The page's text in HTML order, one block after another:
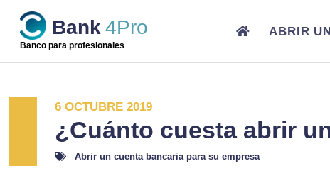
Skip
content
Bank 4Pro
Banco para profesionales
ABRIR
6 OCTUBRE 2019
¿Cuánto cuesta abrir
Abrir un cuenta bancaria para su empresa